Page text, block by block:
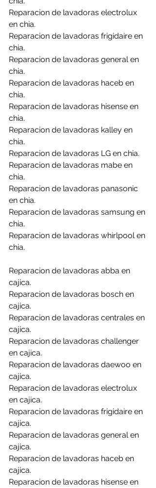
Reparacion de lavadoras electrolux
en chia.
Reparacion de lavadoras frigidaire en
chia.
Reparacion de lavadoras general en
chia.
Reparacion de lavadoras haceb en
chia.
Reparacion de lavadoras hisense en
chia.
Reparacion de lavadoras kalley en
chia.
Reparacion de lavadoras LG en chia.
Reparacion de lavadoras mabe en
chia.
Reparacion de lavadoras panasonic
en chia.
Reparacion de lavadoras samsung en
chia.
Reparacion de lavadoras whirlpool en
chia.
Reparacion de lavadoras abba en
cajica.
Reparacion de lavadoras bosch en
cajica.
Reparacion de lavadoras centrales en
cajica.
Reparacion de lavadoras challenger
en cajica.
Reparacion de lavadoras daewoo en
cajica.
Reparacion de lavadoras electrolux
en cajica.
Reparacion de lavadoras frigidaire en
cajica.
Reparacion de lavadoras general en
cajica.
Reparacion de lavadoras haceb en
cajica.
Reparacion de lavadoras hisense en